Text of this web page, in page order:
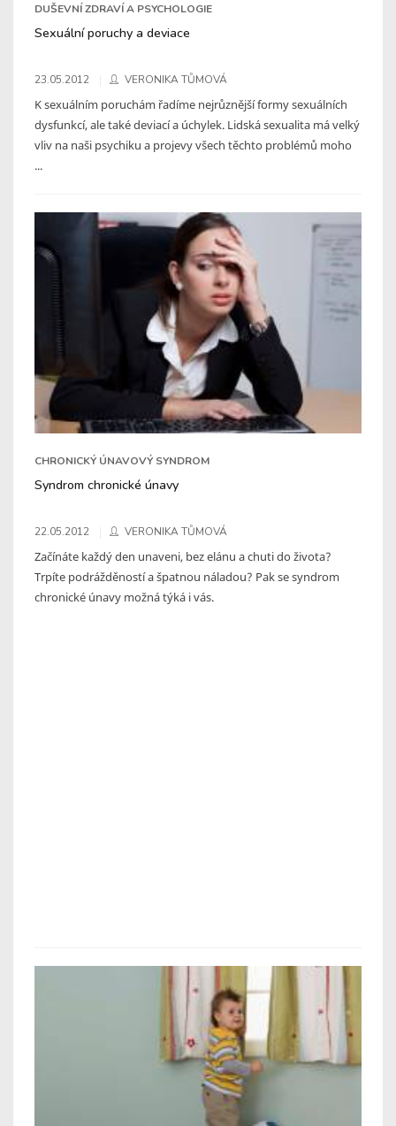
DUŠEVNÍ ZDRAVÍ A PSYCHOLOGIE
Sexuální poruchy a deviace
23.05.2012 VERONIKA TŮMOVÁ
K sexuálním poruchám řadíme nejrůznější formy sexuálních
dysfunkcí, ale také deviací a úchylek. Lidská sexualita má velký
vliv na naši psychiku a projevy všech těchto problémů moho
...
CHRONICKÝ ÚNAVOVÝ SYNDROM
Syndrom chronické únavy
22.05.2012 VERONIKA TŮMOVÁ
Začínáte každý den unaveni, bez elánu a chuti do života?
Trpíte podrážděností a špatnou náladou? Pak se syndrom
chronické únavy možná týká i vás.